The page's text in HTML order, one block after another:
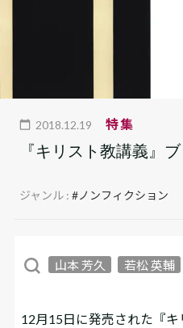
2018.12.19 特集
『キリスト教講義』
ジャンル :#ノンフィクション
山本 芳久 若松 英輔
12月15日に発売された『